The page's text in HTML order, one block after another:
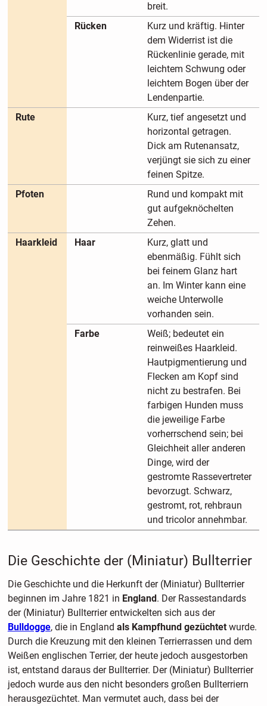
breit.
Rücken
Kurz und kräftig. Hinter
dem Widerrist ist die
Rückenlinie gerade, mit
leichtem Schwung oder
leichtem Bogen über der
Lendenpartie.
Rute
Kurz, tief angesetzt und
horizontal getragen.
Dick am Rutenansatz,
verjüngt sie sich zu einer
feinen Spitze.
Pfoten
Rund und kompakt mit
gut aufgeknöchelten
Zehen.
Haarkleid
Haar
Kurz, glatt und
ebenmäßig. Fühlt sich
bei feinem Glanz hart
an. Im Winter kann eine
weiche Unterwolle
vorhanden sein.
Farbe
Weiß; bedeutet ein
reinweißes Haarkleid.
Hautpigmentierung und
Flecken am Kopf sind
nicht zu bestrafen. Bei
farbigen Hunden muss
die jeweilige Farbe
vorherrschend sein; bei
Gleichheit aller anderen
Dinge, wird der
gestromte Rassevertreter
bevorzugt. Schwarz,
gestromt, rot, rehbraun
und tricolor annehmbar.
Die Geschichte der (Miniatur) Bullterrier
Die Geschichte und die Herkunft der (Miniatur) Bullterrier
beginnen im Jahre 1821 in England. Der Rassestandards
der (Miniatur) Bullterrier entwickelten sich aus der
Bulldogge, die in England als Kampfhund gezüchtetwurde.
Durch die Kreuzung mit den kleinen Terrierrassen und dem
Weißen englischen Terrier, der heute jedoch ausgestorben
ist, entstand daraus der Bullterrier. Der (Miniatur) Bullterrier
jedoch wurde aus den nicht besonders großen Bullterriern
herausgezüchtet. Man vermutet auch, dass bei der